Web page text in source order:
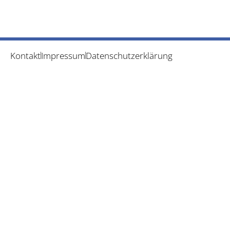
KontaktImpressumDatenschutzerklärung